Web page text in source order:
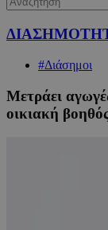
#Διάσημοι
Μετράει
οικιακή